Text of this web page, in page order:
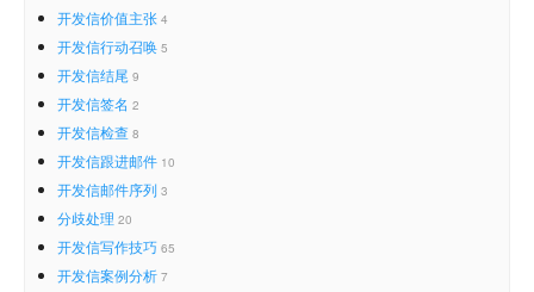
开发信价值主张 4
开发信行动召唤 5
开发信结尾 9
开发信签名 2
开发信检查 8
开发信跟进邮件 10
开发信邮件序列 3
分歧处理 20
开发信写作技巧 65
开发信案例分析 7